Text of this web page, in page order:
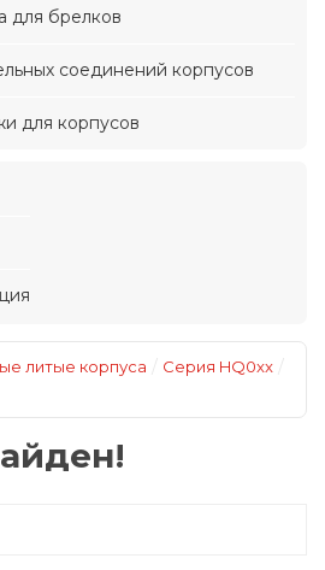
для брелков
соединений корпусов
для корпусов
литые корпуса Серия HQ0xx